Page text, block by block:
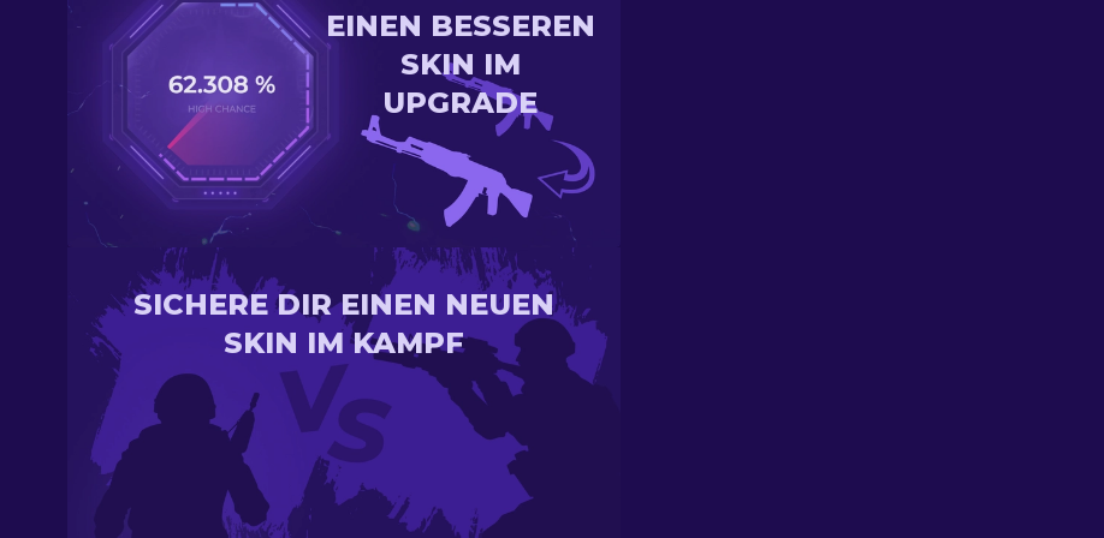
EINEN BESSEREN
SKIN IM
UPGRADE
SICHERE DIR EINEN NEUEN
SKIN IM KAMPF